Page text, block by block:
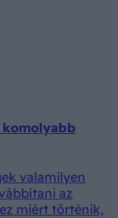
komolyabb
valamilyen
az
miért történik,